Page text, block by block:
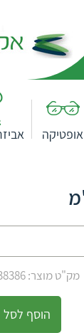
אופטיקה
מק"ט מוצר: 7290011838386
הוסף לסל